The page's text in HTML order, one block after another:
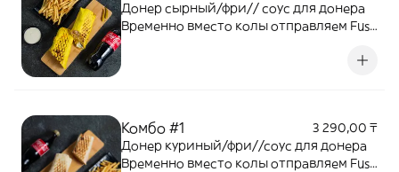
Донер сырный/фри// соус для донера
Временно вместо колы отправляем Fuse
Комбо #1
3 290,00 ₸
Донер куриный/фри//соус для донера
Временно вместо колы отправляем Fuse